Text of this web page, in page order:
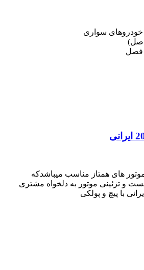
خودروهای سواری
فصل
های همتاز مناسب میباشدکه
و تزئینی موتور به دلخواه مشتری
با پیچ و پولکی